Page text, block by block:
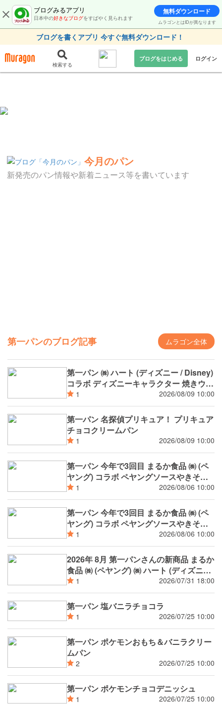
ブログみるアプリ
日本中の好きなブログをすばやく見られます
無料ダウンロード
ムラゴンとはIDが異なります
ブログを書くアプリ 今すぐ無料ダウンロード！
検索する
ブログをはじめる ログイン
今月のパン
新発売のパン情報や新着ニュース等を書いています
第一パンのブログ記事 ムラゴン全体
第一パン ㈱ ハート (ディズニー / Disney)
コラボ ディズニーキャラクター 焼きウイ
ンナーカレーパン
1 2026/08/09 10:00
第一パン 名探偵プリキュア！ プリキュア
チョコクリームパン
1 2026/08/09 10:00
第一パン 今年で3回目 まるか食品 ㈱ (ペ
ヤング) コラボ ペヤングソースやきそば
揚げパン
1 2026/08/06 10:00
第一パン 今年で3回目 まるか食品 ㈱ (ペ
ヤング) コラボ ペヤングソースやきそば
パン1 2026/08/06 10:00
2026年 8月 第一パンさんの新商品 まるか
食品 ㈱ (ペヤング) ㈱ ハート (ディズニー
/ Disney) ㈱ スミフルジャパン (バナナの
王様 甘熟王) コラボ等
1 2026/07/31 18:00
第一パン 塩バニラチョコラ
1 2026/07/25 10:00
第一パン ポケモンおもち＆バニラクリー
ムパン
2 2026/07/25 10:00
第一パン ポケモンチョコデニッシュ
1 2026/07/25 10:00